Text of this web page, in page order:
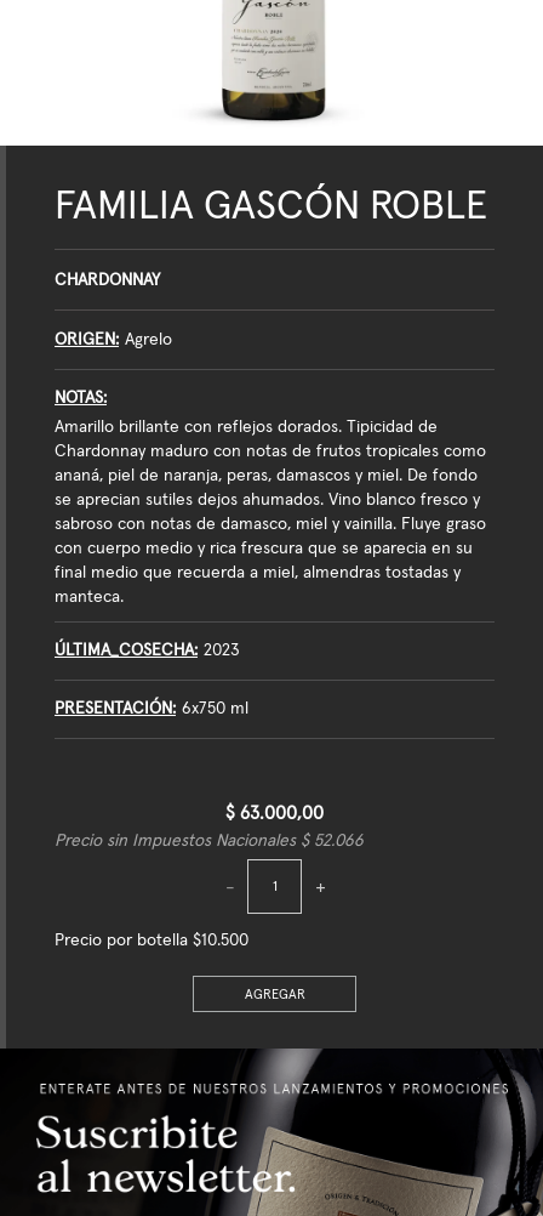
FAMILIA GASCÓN ROBLE
CHARDONNAY
ORIGEN Agrelo
NOTAS
Amarillo brillante con reflejos dorados. Tipicidad de
Chardonnay maduro con notas de frutos tropicales como
ananá, piel de naranja, peras, damascos y miel. De fondo
se aprecian sutiles dejos ahumados. Vino blanco fresco y
sabroso con notas de damasco, miel y vainilla. Fluye graso
con cuerpo medio y rica frescura que se aparecia en su
final medio que recuerda a miel, almendras tostadas y
manteca.
ÚLTIMA_COSECHA 2023
PRESENTACIÓN 6x750 ml
$ 63.000,00
Precio sin Impuestos Nacionales $ 52.066
+
-
Precio por botella $10.500
AGREGAR